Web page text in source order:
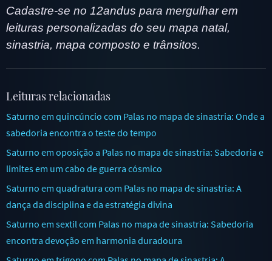
Cadastre-se no 12andus para mergulhar em
leituras personalizadas do seu mapa natal,
sinastria, mapa composto e trânsitos.
Leituras relacionadas
Saturno em quincúncio com Palas no mapa de sinastria: Onde a
sabedoria encontra o teste do tempo
Saturno em oposição a Palas no mapa de sinastria: Sabedoria e
limites em um cabo de guerra cósmico
Saturno em quadratura com Palas no mapa de sinastria: A
dança da disciplina e da estratégia divina
Saturno em sextil com Palas no mapa de sinastria: Sabedoria
encontra devoção em harmonia duradoura